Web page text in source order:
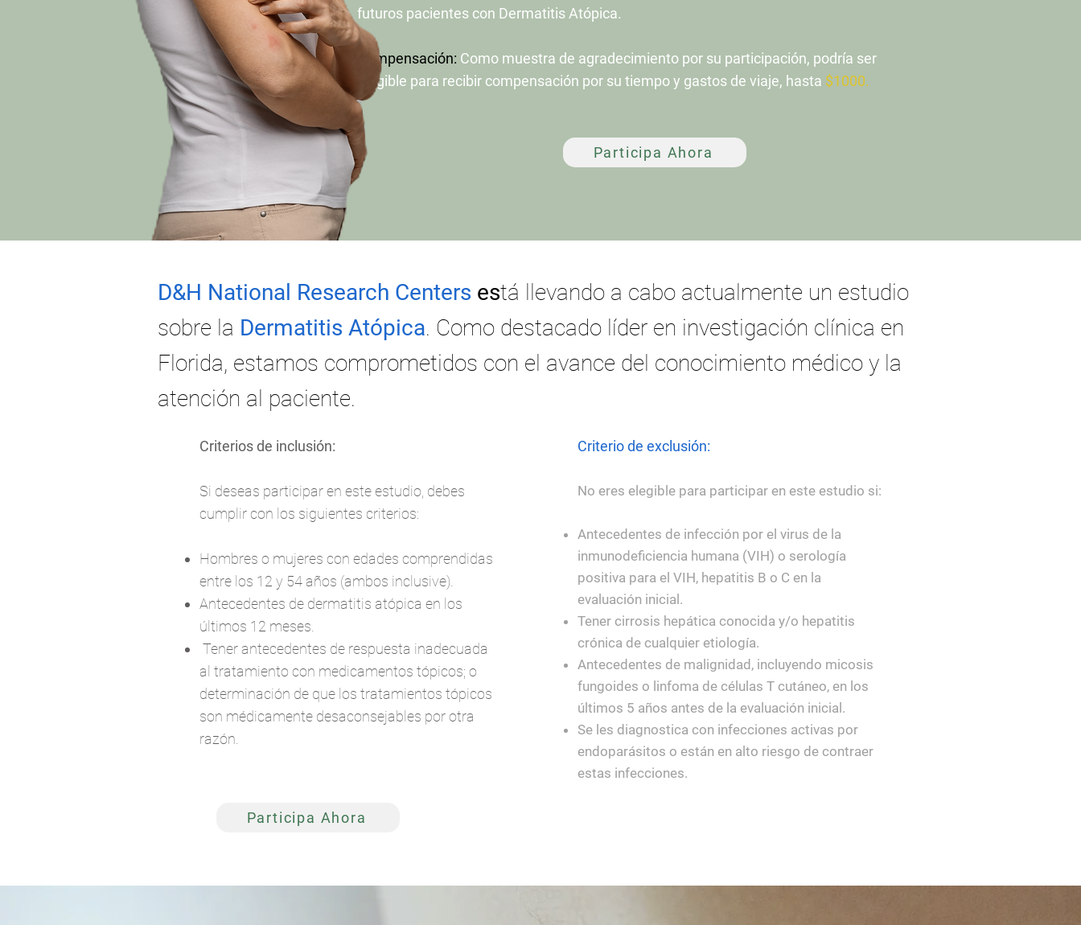
futuros pacientes con Dermatitis Atópica.
Compensación: Como muestra de agradecimiento por su participación, podría ser
elegible para recibir compensación por su tiempo y gastos de viaje, hasta $1000.
Participa Ahora
D&H National Research Centers está llevando a cabo actualmente un estudio
sobre la Dermatitis Atópica. Como destacado líder en investigación clínica en
Florida, estamos comprometidos con el avance del conocimiento médico y la
atención al paciente.
Criterios de inclusión:
Si deseas participar en este estudio, debes
cumplir con los siguientes criterios:
Hombres o mujeres con edades comprendidas
entre los 12 y 54 años (ambos inclusive).
Antecedentes de dermatitis atópica en los
últimos 12 meses.
Tener antecedentes de respuesta inadecuada
al tratamiento con medicamentos tópicos; o
determinación de que los tratamientos tópicos
son médicamente desaconsejables por otra
razón.
Criterio de exclusión:
No eres elegible para participar en este estudio si:
Antecedentes de infección por el virus de la
inmunodeficiencia humana (VIH) o serología
positiva para el VIH, hepatitis B o C en la
evaluación inicial.
Tener cirrosis hepática conocida y/o hepatitis
crónica de cualquier etiología.
Antecedentes de malignidad, incluyendo micosis
fungoides o linfoma de células T cutáneo, en los
últimos 5 años antes de la evaluación inicial.
Se les diagnostica con infecciones activas por
endoparásitos o están en alto riesgo de contraer
estas infecciones.
Participa Ahora